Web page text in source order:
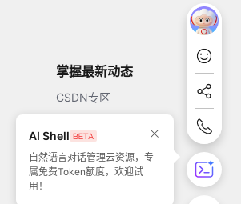
掌握最新动态
CSDN专区
51CTO
AI Shell
自然语言对话管理云资源，专
属免费Token额度，欢迎试
用！